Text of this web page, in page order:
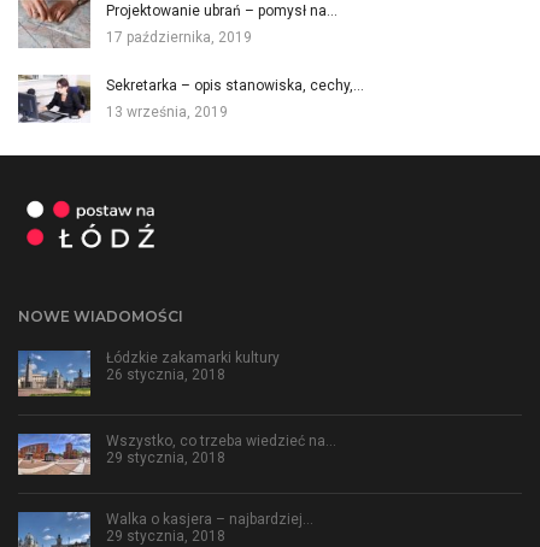
Projektowanie ubrań – pomysł na…
17 października, 2019
Sekretarka – opis stanowiska, cechy,…
13 września, 2019
NOWE WIADOMOŚCI
Łódzkie zakamarki kultury
26 stycznia, 2018
Wszystko, co trzeba wiedzieć na…
29 stycznia, 2018
Walka o kasjera – najbardziej…
29 stycznia, 2018